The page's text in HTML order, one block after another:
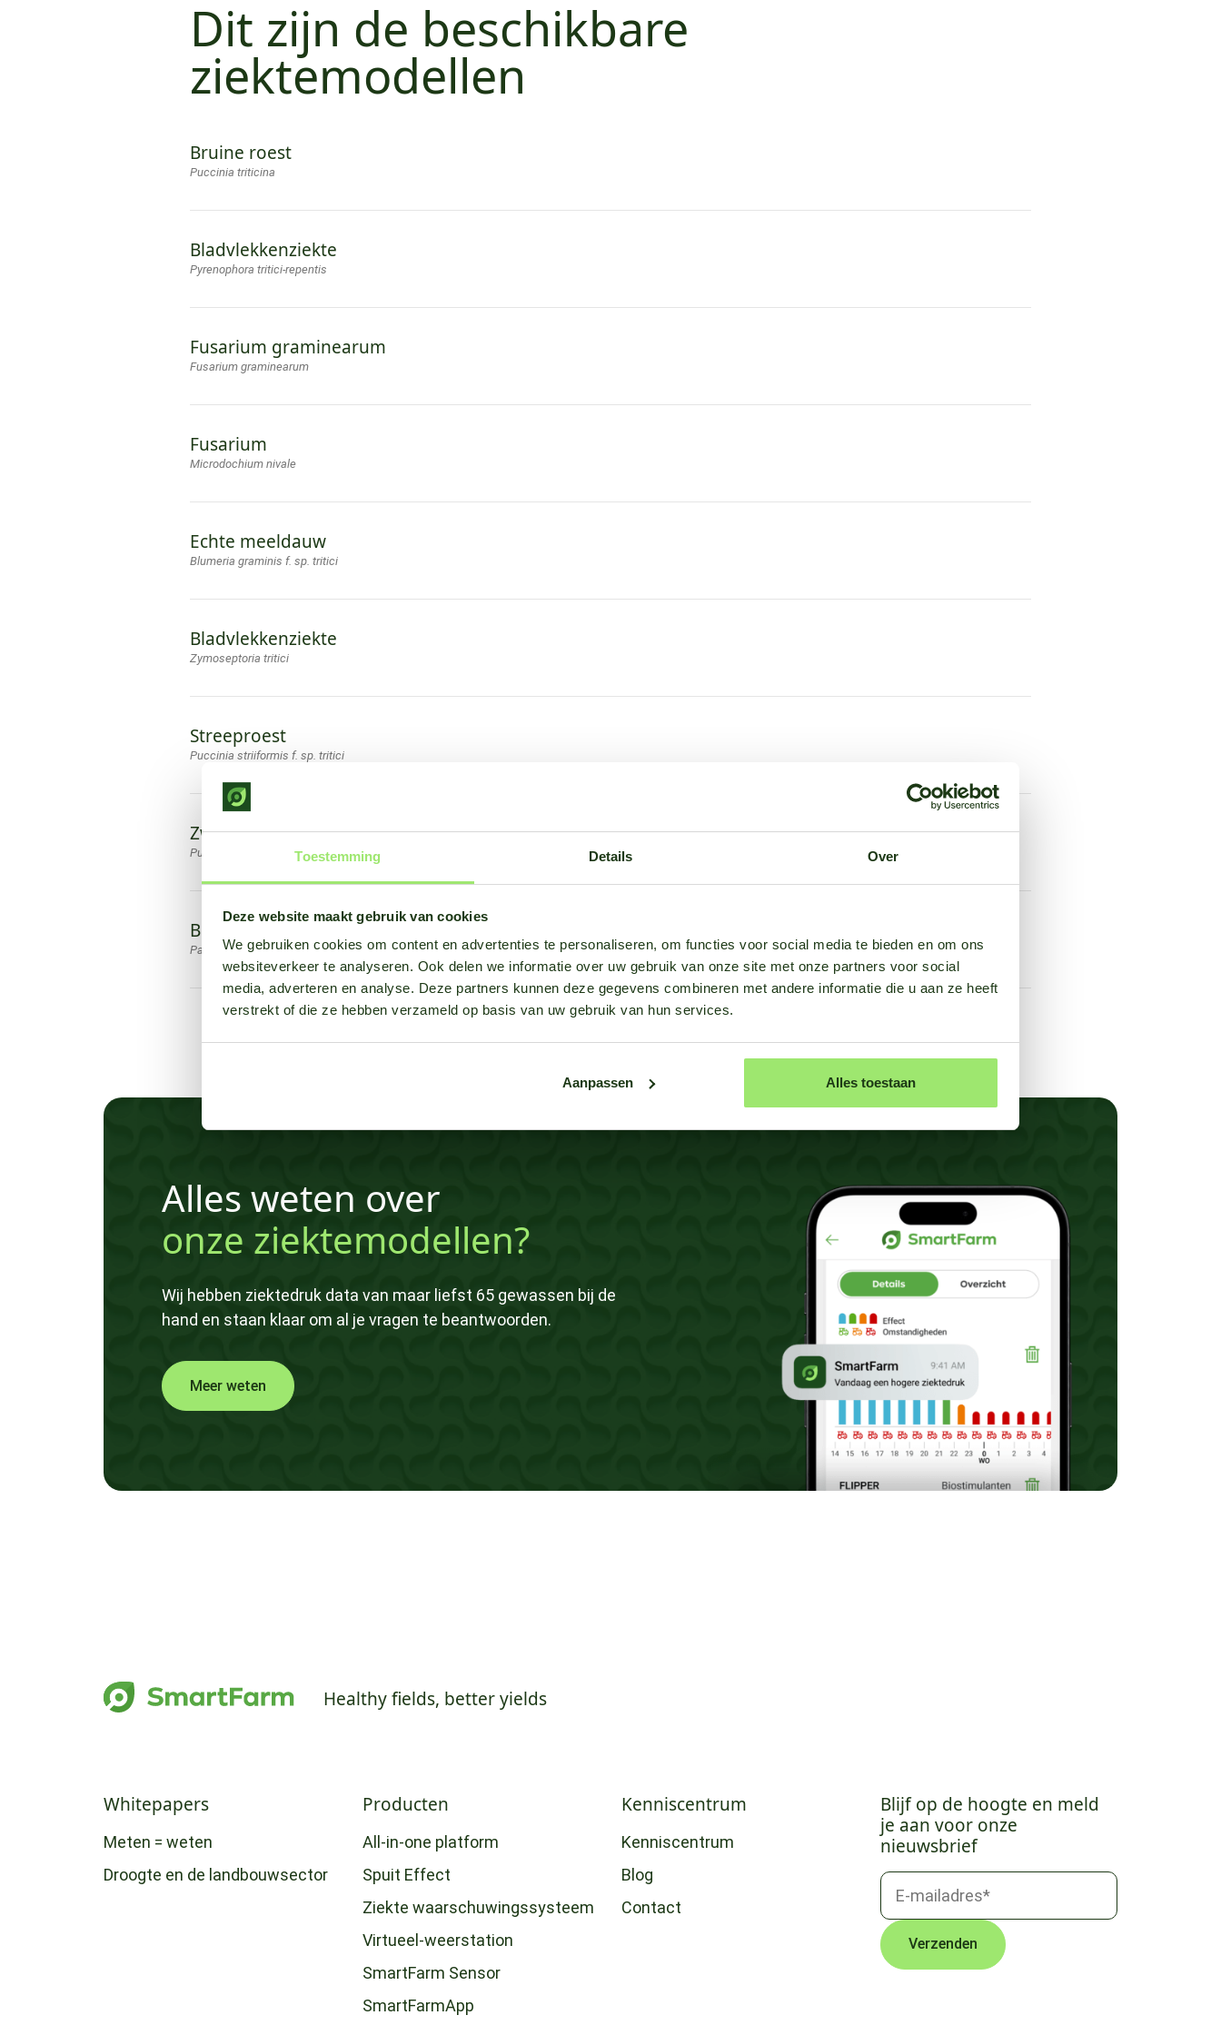
Toestemming Details Over
Deze website maakt gebruik van cookies
We gebruiken cookies om content en advertenties te personaliseren, om functies voor social media te bieden en om ons
websiteverkeer te analyseren. Ook delen we informatie over uw gebruik van onze site met onze partners voor social
media, adverteren en analyse. Deze partners kunnen deze gegevens combineren met andere informatie die u aan ze heeft
verstrekt of die ze hebben verzameld op basis van uw gebruik van hun services.
Aanpassen Alles toestaan
Dit zijn de beschikbare
ziektemodellen
Bruine roest
Puccinia triticina
Bladvlekkenziekte
Pyrenophora tritici-repentis
Fusarium graminearum
Fusarium graminearum
Fusarium
Microdochium nivale
Echte meeldauw
Blumeria graminis f. sp. tritici
Bladvlekkenziekte
Zymoseptoria tritici
Streeproest
Puccinia striiformis f. sp. tritici
Zwarte roest
Puccinia graminis f. sp. tritici
Bladvlekkenziekte
Parastagonospora nodorum
Alles weten over
onze ziektemodellen?
Wij hebben ziektedruk data van maar liefst 65 gewassen bij de
hand en staan klaar om al je vragen te beantwoorden.
Meer weten
Healthy fields, better yields
Whitepapers
Meten = weten
Droogte en de landbouwsector
Producten
All-in-one platform
Spuit Effect
Ziekte waarschuwingssysteem
Virtueel-weerstation
SmartFarm Sensor
SmartFarmApp
Kenniscentrum
Kenniscentrum
Blog
Contact
Blijf op de hoogte en meld
je aan voor onze
nieuwsbrief